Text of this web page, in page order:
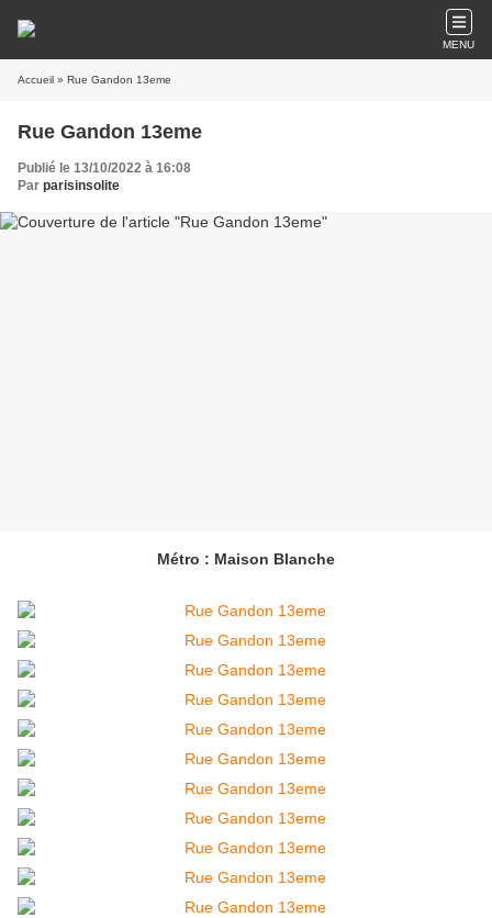
MENU
Accueil » Rue Gandon 13eme
Rue Gandon 13eme
Publié le 13/10/2022 à 16:08
Par parisinsolite
Métro : Maison Blanche